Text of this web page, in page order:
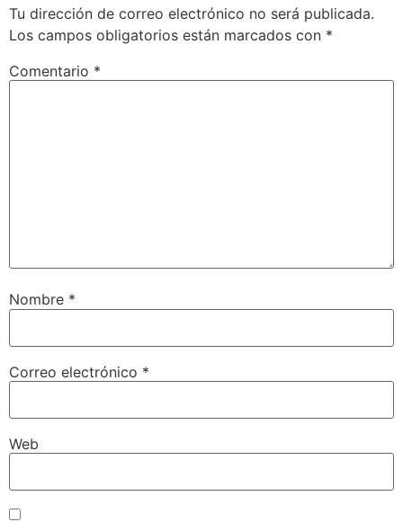
Tu dirección de correo electrónico no será publicada.
Los campos obligatorios están marcados con *
Comentario *
Nombre *
Correo electrónico *
Web